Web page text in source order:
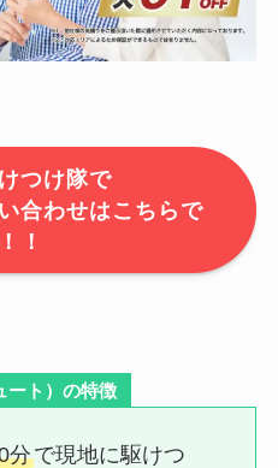
つけ隊で
合わせはこちらで
！
ート）の特徴
分で現地に駆けつ